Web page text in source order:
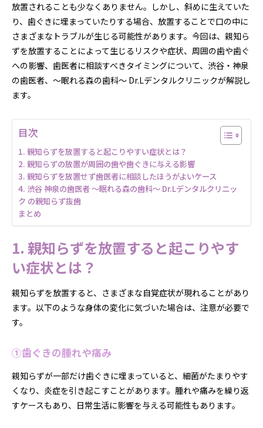
放置されることも少なくありません。しかし、斜めに生えていた
り、歯ぐきに埋まっていたりする場合、放置することで口の中に
さまざまなトラブルが生じる可能性があります。今回は、親知ら
ずを放置することによって生じるリスクや症状、周囲の歯や歯ぐ
への影響、歯医者に相談すべきタイミングについて、渋谷・神泉
の歯医者、～眠れる森の歯科～ Dr.Lデンタルクリニックが解説し
ます。
目次
1. 親知らずを放置すると起こりやすい症状とは？
2. 親知らずの放置が周囲の歯や歯ぐきに与える影響
3. 親知らずを放置せず歯医者に相談したほうがよいケース
4. 渋谷 神泉の歯医者 ～眠れる森の歯科～ Dr.Lデンタルクリニッ
ク の親知らず抜歯
まとめ
1. 親知らずを放置すると起こりやす
い症状とは？
親知らずを放置すると、さまざまな自覚症状が現れることがあり
ます。以下のような身体の変化に気づいた場合は、注意が必要で
す。
①歯ぐきの腫れや痛み
親知らずが一部だけ歯ぐきに埋まっていると、細菌がたまりやす
くなり、炎症を引き起こすことがあります。腫れや痛みを繰り返
すケースもあり、日常生活に影響を与える可能性もあります。